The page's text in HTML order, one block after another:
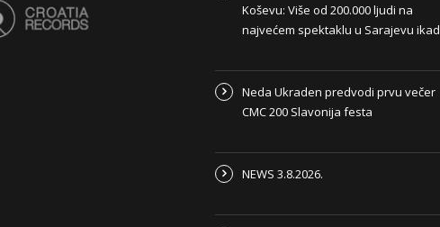
Koševu: Više od 200.000 ljudi na
najvećem spektaklu u Sarajevu ikad
Neda Ukraden predvodi prvu večer
CMC 200 Slavonija festa
NEWS 3.8.2026.